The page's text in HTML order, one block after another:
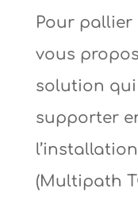
Pour pallier
vous
solution
supporter
(Multipath